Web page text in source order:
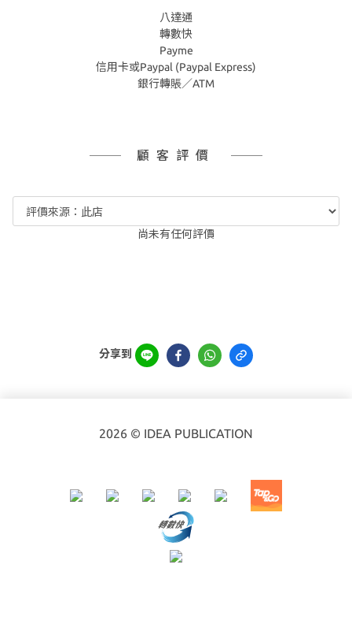
八達通
轉數快
Payme
信用卡或Paypal (Paypal Express)
銀行轉賬／ATM
顧客評價
尚未有任何評價
分享到
2026 © IDEA PUBLICATION